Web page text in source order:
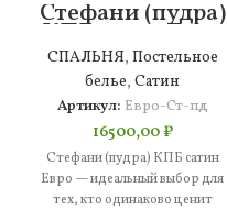
Стефани (пудра)
КПБ сатин Евро
СПАЛЬНЯ, Постельное
белье, Сатин
Артикул: Евро-Ст-пд
16500,00₽
Стефани (пудра) КПБ сатин
Евро — идеальный выбор для
тех, кто одинаково ценит